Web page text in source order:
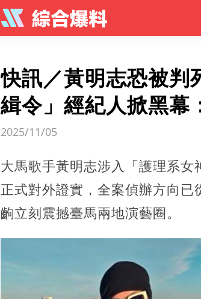
快訊／黃明志恐被判
緝令」經紀人掀黑幕
2025/11/05
大馬歌手黃明志涉入「護理系女
正式對外證實，全案偵辦方向
齣立刻震撼臺馬兩地演藝圈。